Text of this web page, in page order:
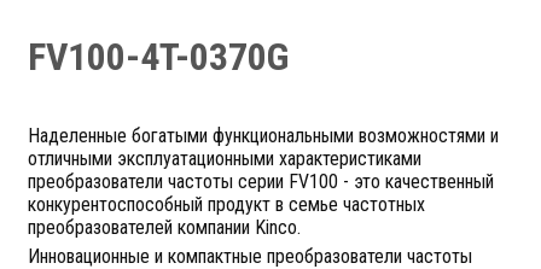
FV100-4T-0370G
Наделенные богатыми функциональными возможностями и
отличными эксплуатационными характеристиками
преобразователи частоты серии FV100 - это качественный
конкурентоспособный продукт в семье частотных
преобразователей компании Kinco.
Инновационные и компактные преобразователи частоты